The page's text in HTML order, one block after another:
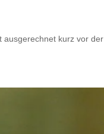
ausgerechnet kurz vor der